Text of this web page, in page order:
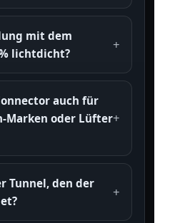
mit dem
lichtdicht?
auch für
Marken oder Lüfter
Tunnel, den der